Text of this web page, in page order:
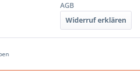
AGB
Widerruf erklären